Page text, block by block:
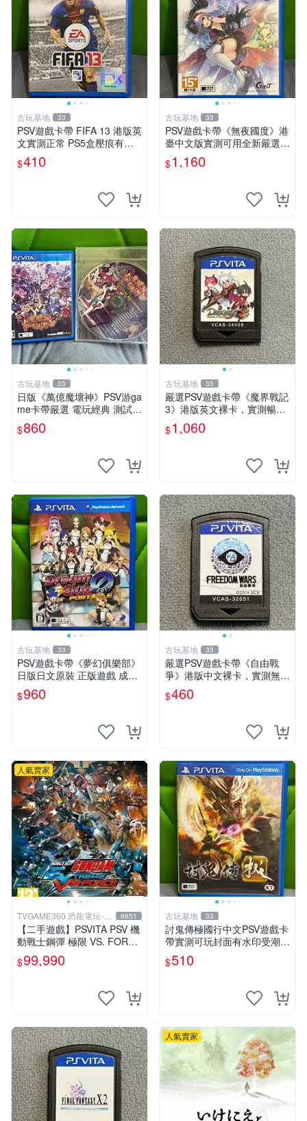
古玩基地 33
PSV遊戲卡帶 FIFA 13 港版英
文實測正常 PS5盒壓痕有圖
可驗收 FIFA 13 PSV 港版 游
玩無問題 PSV FIFA 13 港版
$410
古玩基地 33
PSV遊戲卡帶《無夜國度》港
臺中文版實測可用全新嚴選成
色如圖可放心購買 無夜國度
PSV 港臺中文 游戲卡帶
$1,160
古玩基地 33
日版《萬億魔壞神》PSV游ga
me卡帶嚴選 電玩經典 測試正
常 完整遊戲內容 附贈未拆封
音樂CD 萬億魔壞神 PSV 游g
$860
古玩基地 33
嚴選PSV遊戲卡帶《魔界戰記
3》港版英文裸卡，實測暢玩
無障礙，限索尼PSV機器運行
psv 港版 魔界戰記3
$1,060
古玩基地 33
PSV遊戲卡帶《夢幻俱樂部》
日版日文原裝 正版遊戲 成色
如圖實況保真 PSV遊戲 日版
PS 測試無誤 美品保證
$960
古玩基地 33
嚴選PSV遊戲卡帶《自由戰
爭》港版中文裸卡，實測無
誤！僅限Sony PSP機器運
行，其他無法使用。單次購兩
$460
人氣賣家
TVGAME360 恐龍電玩-台
中店
8651
【二手遊戲】PSVITA PSV 機
動戰士鋼彈 極限 VS. FORCE
MOBILE SUIT GUNDAM 中
文版
$99,990
古玩基地 33
討鬼傳極國行中文PSV遊戲卡
帶實測可玩封面有水印受潮痕
跡請看圖確認成色無異議再拍
嚴選二手遊戲請認真審視
$510
人氣賣家